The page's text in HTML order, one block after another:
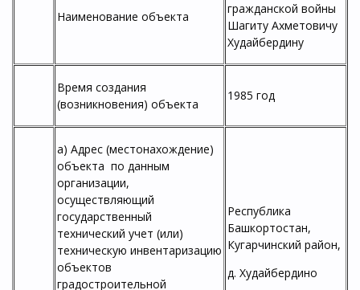
Наименование объекта
гражданской войны
Шагиту Ахметовичу
Худайбердину
Время создания
(возникновения) объекта
1985 год
а) Адрес (местонахождение)
объекта по данным
организации,
осуществляющий
государственный
технический учет (или)
техническую инвентаризацию
объектов
градостроительной
Республика
Башкортостан,
Кугарчинский район,
д. Худайбердино